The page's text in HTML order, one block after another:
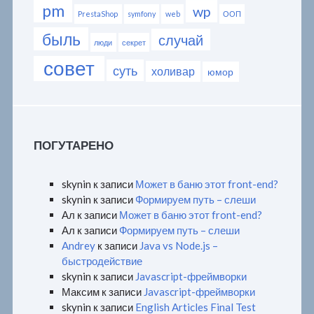
pm PrestaShop symfony web wp ООП
быль люди секрет случай
совет суть холивар юмор
ПОГУТАРЕНО
skynin к записи Может в баню этот front-end?
skynin к записи Формируем путь – слеши
Ал к записи Может в баню этот front-end?
Ал к записи Формируем путь – слеши
Andrey к записи Java vs Node.js –
быстродействие
skynin к записи Javascript-фреймворки
Максим к записи Javascript-фреймворки
skynin к записи English Articles Final Test